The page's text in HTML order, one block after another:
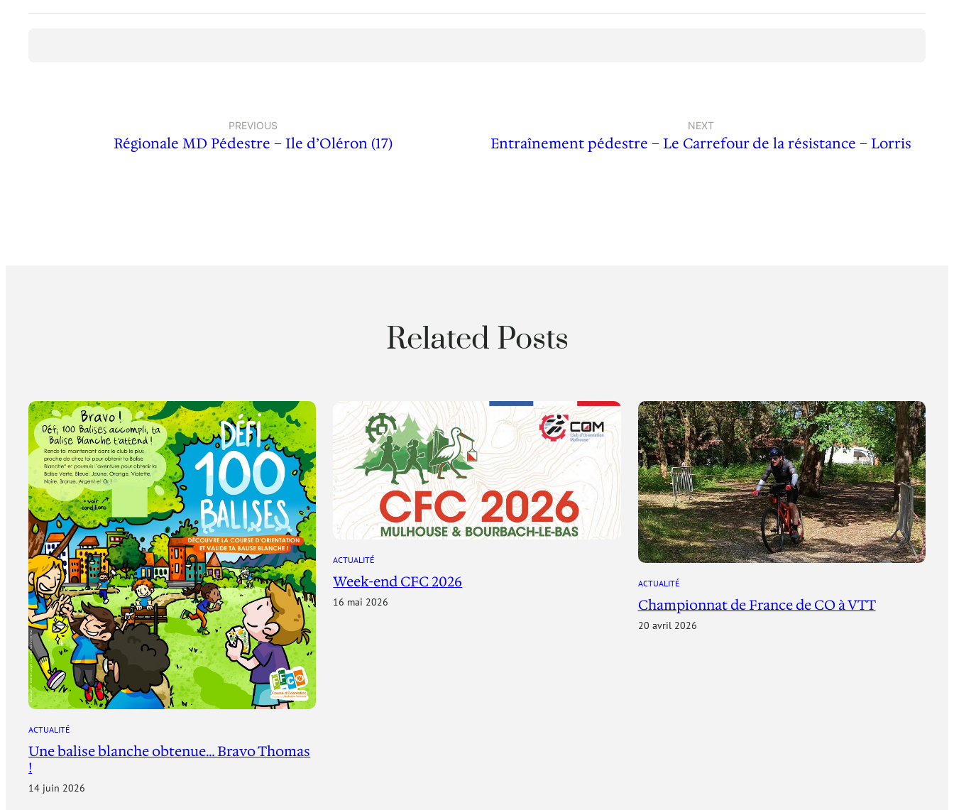
PREVIOUS
Régionale MD Pédestre – Ile d’Oléron (17)
NEXT
Entraînement pédestre – Le Carrefour de la résistance – Lorris
Related Posts
ACTUALITÉ
Une balise blanche obtenue… Bravo Thomas
!
14 juin 2026
ACTUALITÉ
Week-end CFC 2026
16 mai 2026
ACTUALITÉ
Championnat de France de CO à VTT
20 avril 2026